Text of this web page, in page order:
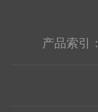
时、计步、测
产品索引：